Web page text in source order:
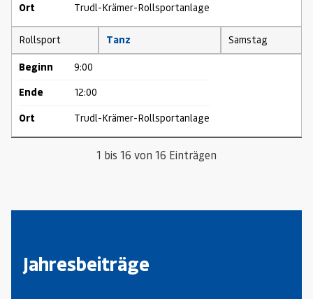
Ort Trudl-Krämer-Rollsportanlage
Rollsport Tanz Samstag
Beginn 9:00
Ende 12:00
Ort Trudl-Krämer-Rollsportanlage
1 bis 16 von 16 Einträgen
Jahresbeiträge